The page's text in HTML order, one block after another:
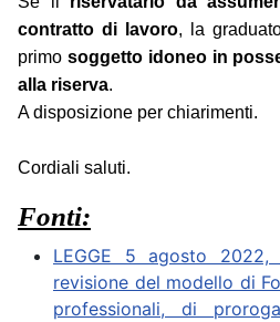
contratto di lavoro, la
primo soggetto idoneo in
alla riserva.
A disposizione per chiarimenti.
Cordiali saluti.
Fonti:
LEGGE 5 agosto
revisione del modello di
professionali, di